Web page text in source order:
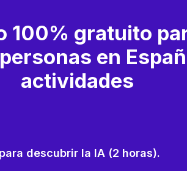
100% gratuito
en
actividades
descubrir la IA (2 horas).